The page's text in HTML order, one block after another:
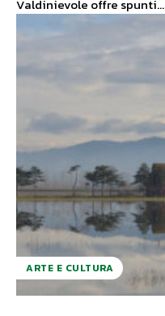
Valdinievole offre spunti...
ARTE E CULTURA